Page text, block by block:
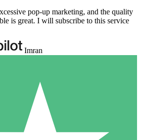
pop-up marketing, and the quality
is great. I will subscribe to this service
Imran